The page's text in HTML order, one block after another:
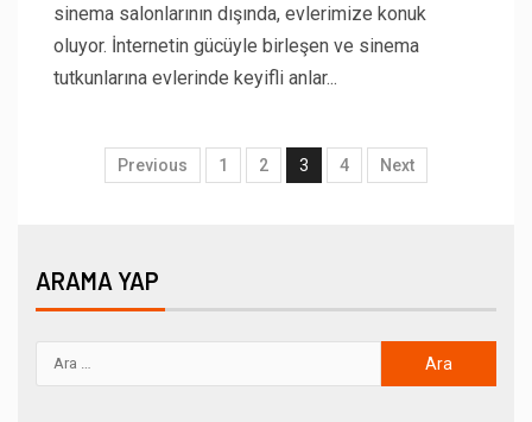
sinema salonlarının dışında, evlerimize konuk
oluyor. İnternetin gücüyle birleşen ve sinema
tutkunlarına evlerinde keyifli anlar...
Previous 1 2 3 4 Next
ARAMA YAP